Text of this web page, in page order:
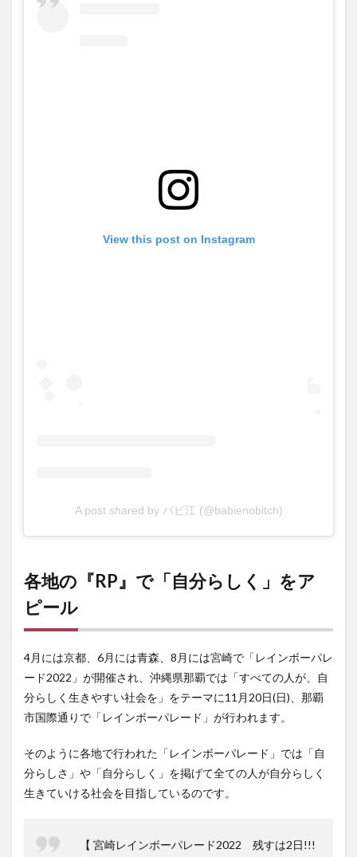
View this post on Instagram
A post shared by バビ江 (@babienobitch)
各地の『RP』で「自分らしく」をア
ピール
4月には京都、6月には青森、8月には宮崎で「レインボーパレ
ード2022」が開催され、沖縄県那覇では「すべての人が、自
分らしく生きやすい社会を」をテーマに11月20日(日)、那覇
市国際通りで「レインボーパレード」が行われます。
そのように各地で行われた「レインボーパレード」では「自
分らしさ」や「自分らしく」を掲げて全ての人が自分らしく
生きていける社会を目指しているのです。
【 宮崎レインボーパレード2022 残すは2日!!!